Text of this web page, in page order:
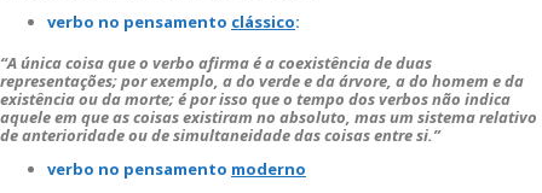
verbo no pensamento clássico:
“A única coisa que o verbo afirma é a coexistência de duas
representações; por exemplo, a do verde e da árvore, a do homem e da
existência ou da morte; é por isso que o tempo dos verbos não indica
aquele em que as coisas existiram no absoluto, mas um sistema relativo
de anterioridade ou de simultaneidade das coisas entre si.”
verbo no pensamento moderno